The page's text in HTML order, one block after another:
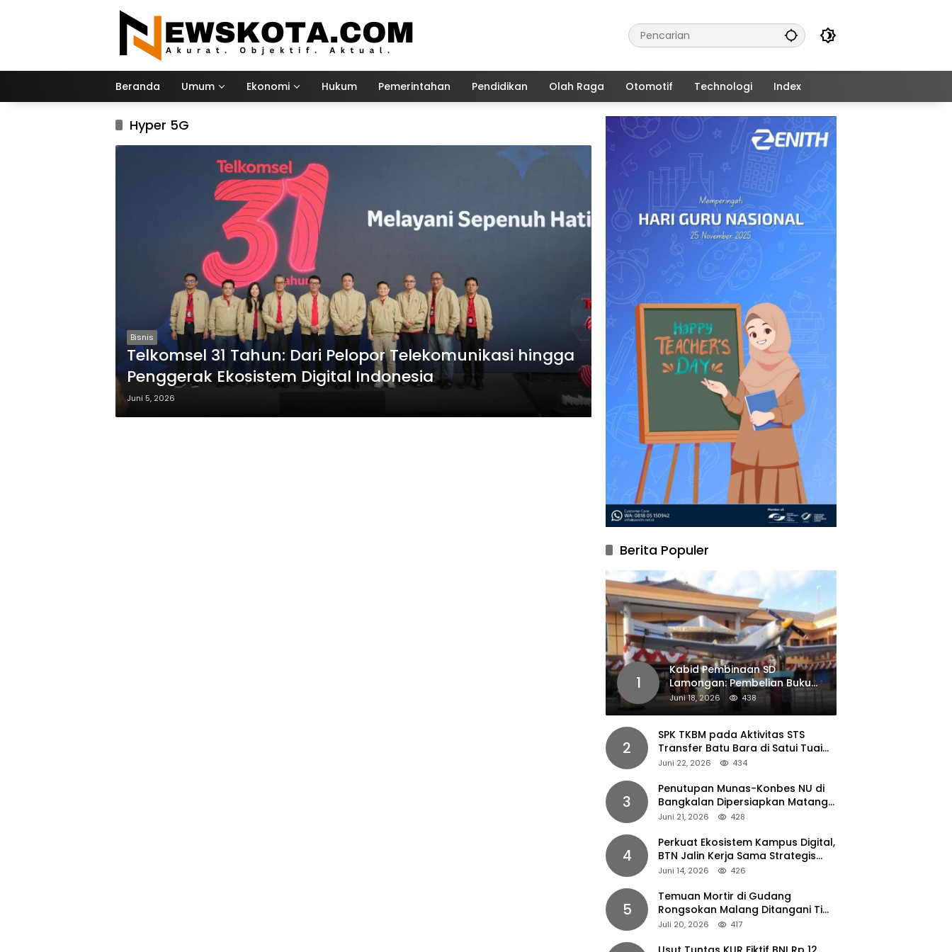
Beranda Umum Ekonomi Hukum Pemerintahan Pendidikan Olah Raga Otomotif Technologi Index
Hyper 5G
Bisnis
Telkomsel 31 Tahun: Dari Pelopor Telekomunikasi hingga
Penggerak Ekosistem Digital Indonesia
Juni 5, 2026
Berita Populer
1
Kabid Pembinaan SD
Lamongan: Pembelian Buku
Pendamping Tidak Boleh
Dipaksakan
Juni 18, 2026 438
2
SPK TKBM pada Aktivitas STS
Transfer Batu Bara di Satui Tuai
Sorotan
Juni 22, 2026 434
3
Penutupan Munas-Konbes NU di
Bangkalan Dipersiapkan Matang,
Gus Ipul Turun Tangan
Juni 21, 2026 428
4
Perkuat Ekosistem Kampus Digital,
BTN Jalin Kerja Sama Strategis
dengan UNAIR
Juni 14, 2026 426
5
Temuan Mortir di Gudang
Rongsokan Malang Ditangani Tim
Gegana Polda Jatim
Juli 20, 2026 417